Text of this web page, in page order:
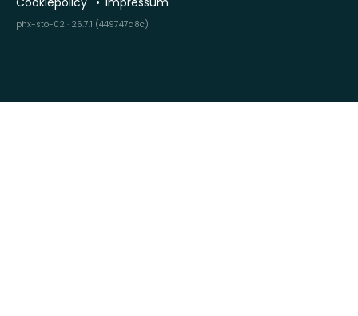
phx-sto-02 · 26.7.1 (449747a8c)